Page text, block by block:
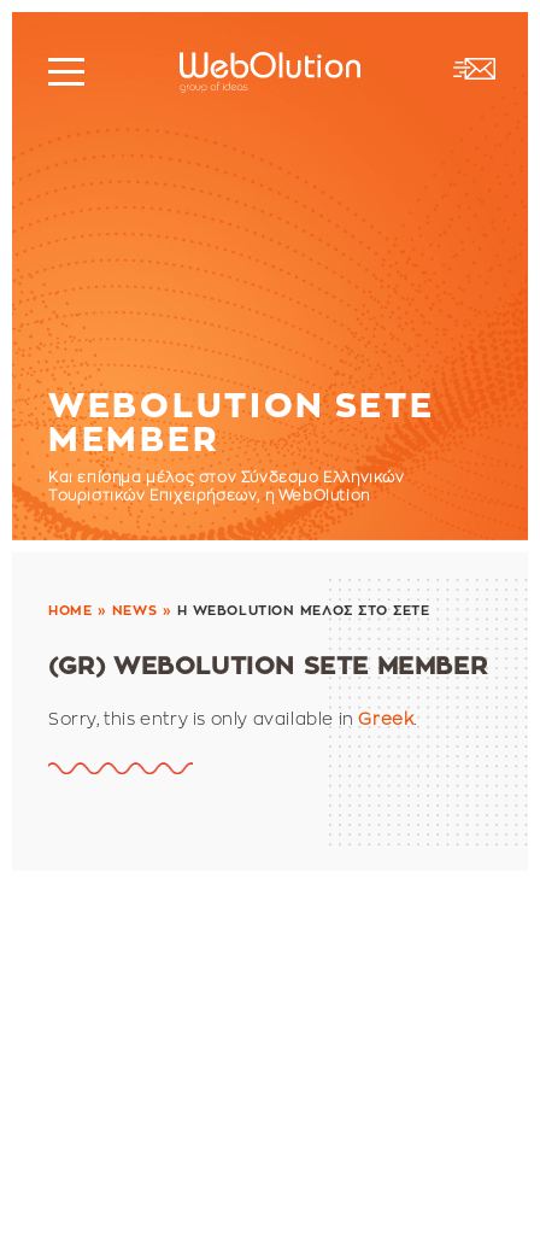
WEBOLUTION SETE
MEMBER
Και επίσημα μέλος στον Σύνδεσμο Ελληνικών
Τουριστικών Επιχειρήσεων, η WebOlution
HOME » NEWS » Η WEBOLUTION ΜΈΛΟΣ ΣΤΟ ΣΕΤΕ
(GR) WEBOLUTION SETE MEMBER
Sorry, this entry is only available inGreek.